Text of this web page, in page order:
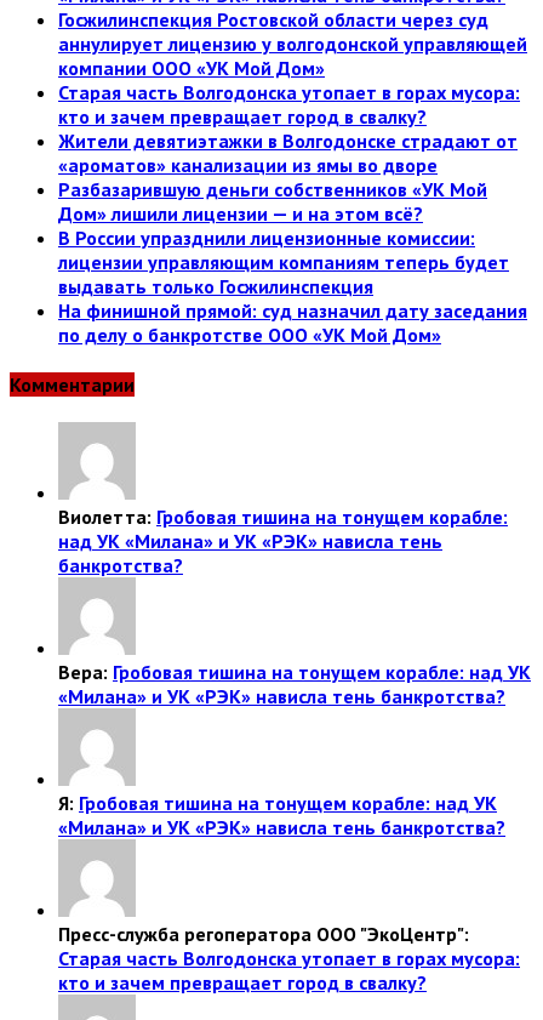
Госжилинспекция Ростовской области через суд
аннулирует лицензию у волгодонской управляющей
компании ООО «УК Мой Дом»
Старая часть Волгодонска утопает в горах мусора:
кто и зачем превращает город в свалку?
Жители девятиэтажки в Волгодонске страдают от
«ароматов» канализации из ямы во дворе
Разбазарившую деньги собственников «УК Мой
Дом» лишили лицензии — и на этом всё?
В России упразднили лицензионные комиссии:
лицензии управляющим компаниям теперь будет
выдавать только Госжилинспекция
На финишной прямой: суд назначил дату заседания
по делу о банкротстве ООО «УК Мой Дом»
Комментарии
Виолетта: Гробовая тишина на тонущем корабле:
над УК «Милана» и УК «РЭК» нависла тень
банкротства?
Вера: Гробовая тишина на тонущем корабле: над УК
«Милана» и УК «РЭК» нависла тень банкротства?
Я: Гробовая тишина на тонущем корабле: над УК
«Милана» и УК «РЭК» нависла тень банкротства?
Пресс-служба регоператора ООО "ЭкоЦентр":
Старая часть Волгодонска утопает в горах мусора:
кто и зачем превращает город в свалку?